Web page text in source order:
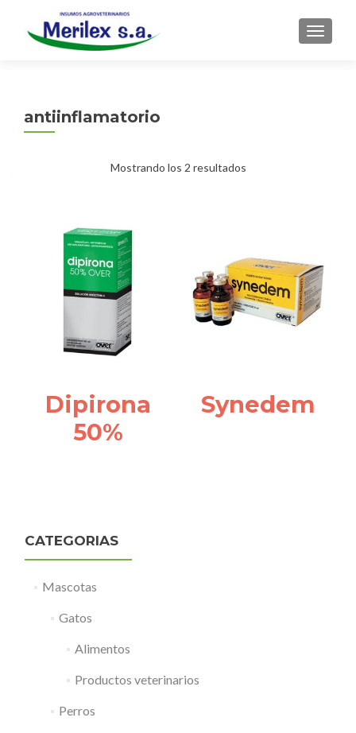
antiinflamatorio
Mostrando los 2 resultados
Dipirona
50%
Synedem
CATEGORIAS
Mascotas
Gatos
Alimentos
Productos veterinarios
Perros